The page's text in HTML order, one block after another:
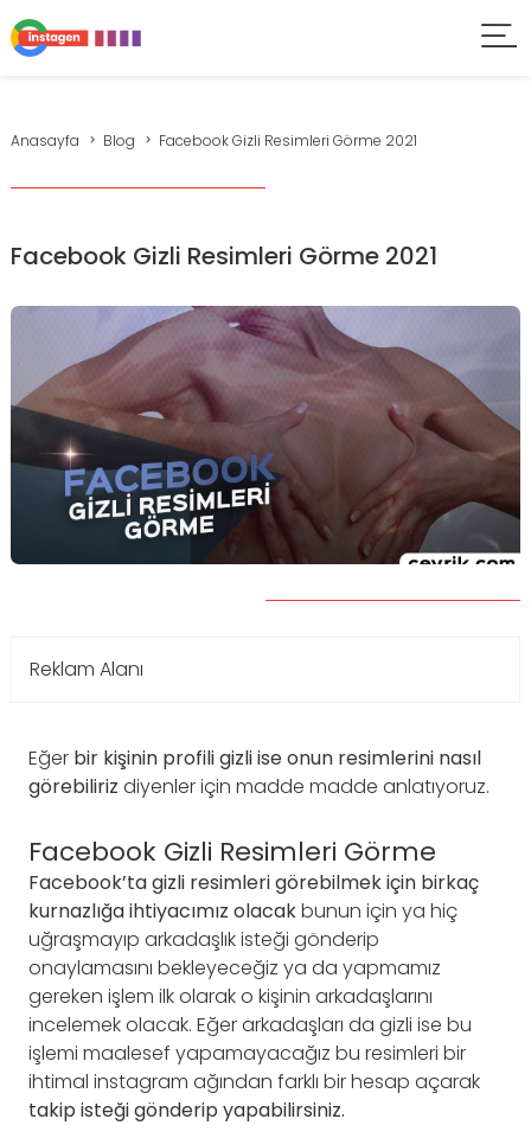
Anasayfa Blog Facebook Gizli Resimleri Görme 2021
Facebook Gizli Resimleri Görme 2021
Reklam Alanı
Eğer bir kişinin profili gizli ise onun resimlerini nasıl
görebiliriz diyenler için madde madde anlatıyoruz.
Facebook Gizli Resimleri Görme
Facebook’ta gizli resimleri görebilmek için birkaç
kurnazlığa ihtiyacımız olacakbunun için ya hiç
uğraşmayıp arkadaşlık isteği gönderip
onaylamasını bekleyeceğiz ya da yapmamız
gereken işlem ilk olarak o kişinin arkadaşlarını
incelemek olacak. Eğer arkadaşları da gizli ise bu
işlemi maalesef yapamayacağız bu resimleri bir
ihtimal instagram ağından farklı bir hesap açarak
takip isteği gönderip yapabilirsiniz.